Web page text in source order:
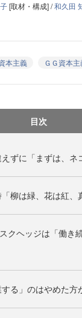
[取材・構成] /和久田
本主義 ＧＧ資本
目次
ずに「まずは、ネ
柳は緑、花は紅、
クヘッジは「働
する」のはやめた方